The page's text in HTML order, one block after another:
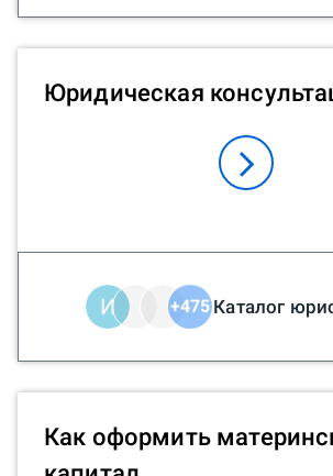
Юридическая
И +475Каталог
Как оформить